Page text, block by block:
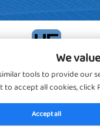
کاپی رائٹ © 2024، ڈونگگوان
محفوظ ہیںخصوصیت
We
tools to provide our
to accept all cookies, click
Accept all